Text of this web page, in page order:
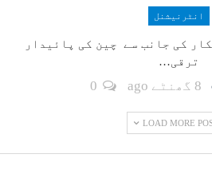
انٹرنیشنل
کی جانب سے چین کی پائیدار
ترقی…
8 گھنٹے ago
LOAD MORE